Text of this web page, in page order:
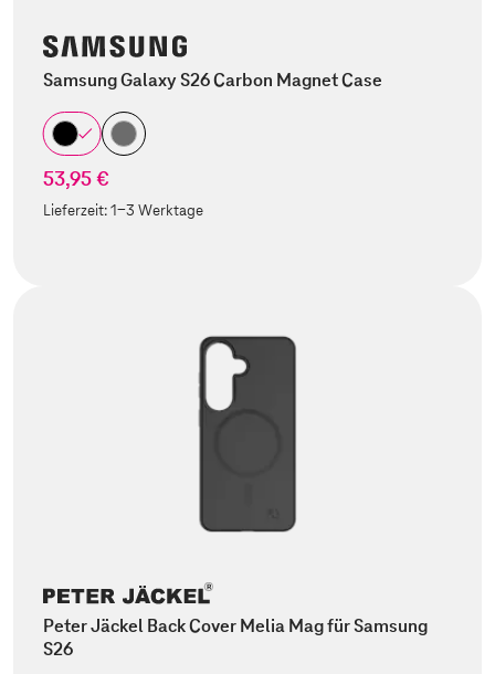
Samsung Galaxy S26 Carbon Magnet Case
53,95 €
Lieferzeit:1-3 Werktage
Peter Jäckel Back Cover Melia Mag für Samsung
S26